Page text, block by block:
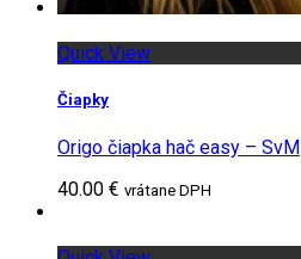
Quick View
Čiapky
Origo čiapka hač easy – SvM
40.00 € vrátane DPH